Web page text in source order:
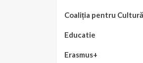
Coaliția pentru Cultură
Educatie
Erasmus+